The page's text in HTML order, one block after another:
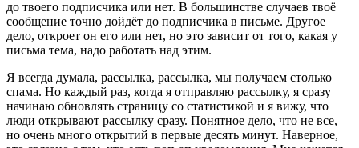
до твоего подписчика или нет. В большинстве случаев твоё
сообщение точно дойдёт до подписчика в письме. Другое
дело, откроет он его или нет, но это зависит от того, какая у
письма тема, надо работать над этим.
Я всегда думала, рассылка, рассылка, мы получаем столько
спама. Но каждый раз, когда я отправляю рассылку, я сразу
начинаю обновлять страницу со статистикой и я вижу, что
люди открывают рассылку сразу. Понятное дело, что не все,
но очень много открытий в первые десять минут. Наверное,